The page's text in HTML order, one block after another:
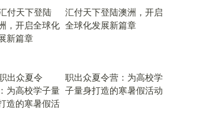
汇付天下登陆澳洲，开启
全球化发展新篇章
职出众夏令营：为高校学
子量身打造的寒暑假活动